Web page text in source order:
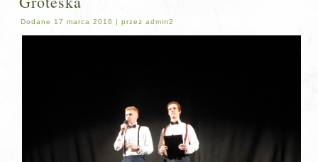
Dodane 17 marca 2016 |przez admin2